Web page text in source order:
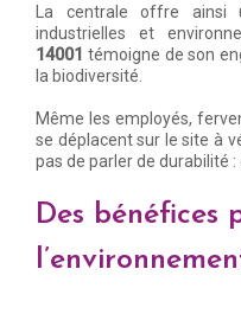
La centrale offre ainsi
industrielles et
14001 témoigne de son
la biodiversité.
Même les employés,
se déplacent sur le site à
pas de parler de durabilité :
Des bénéfices